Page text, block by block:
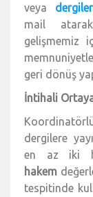
veya
mail
gelişmemiz
geri dönüş
İntihali
dergilere
en az iki
hakem
tespitinde